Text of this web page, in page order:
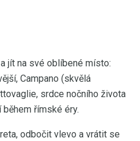
jít na své oblíbené místo:
Campano (skvělá
srdce nočního života
římské éry.
odbočit vlevo a vrátit se